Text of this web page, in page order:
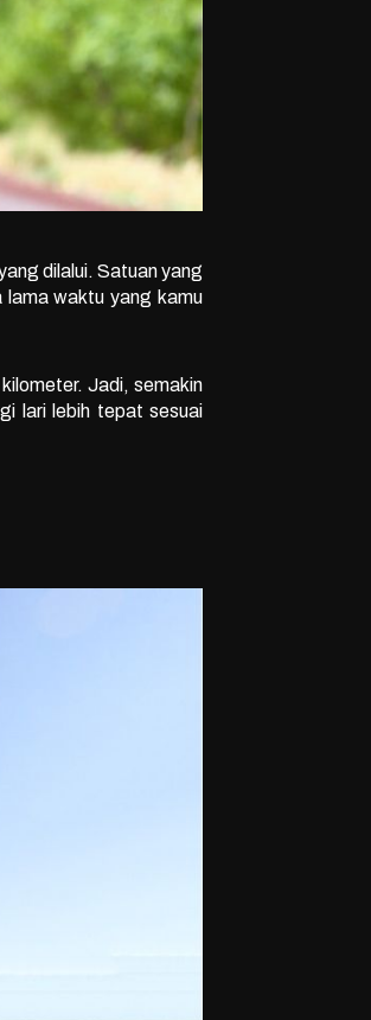
dilalui. Satuan yang
lama waktu yang kamu
Jadi, semakin
lari lebih tepat sesuai